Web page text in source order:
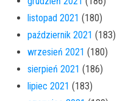
listopad 2021 (180)
październik 2021 (183)
wrzesień 2021 (180)
sierpień 2021 (186)
lipiec 2021 (183)